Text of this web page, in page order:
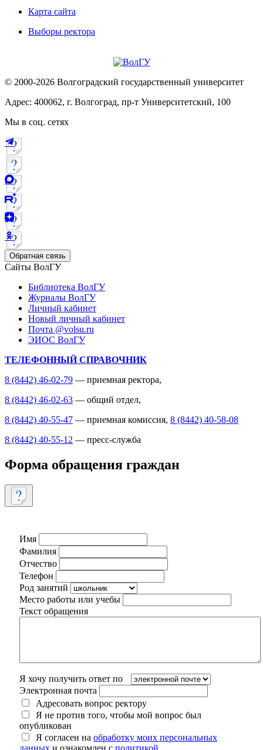
Карта сайта
Выборы ректора
© 2000-2026 Волгоградский государственный университет
Адрес: 400062, г. Волгоград, пр-т Университетский, 100
Мы в соц. сетях
Обратная связь
Сайты ВолГУ
Библиотека ВолГУ
Журналы ВолГУ
Личный кабинет
Новый личный кабинет
Почта @volsu.ru
ЭИОС ВолГУ
ТЕЛЕФОННЫЙ СПРАВОЧНИК
8 (8442) 46-02-79 — приемная ректора,
8 (8442) 46-02-63 — общий отдел,
8 (8442) 40-55-47 — приемная комиссия, 8 (8442) 40-58-08
8 (8442) 40-55-12 — пресс-служба
Форма обращения граждан
Имя
Фамилия
Отчество
Телефон
Род занятий
Место работы или учебы
Текст обращения
Я хочу получить ответ по
Электронная почта
Адресовать вопрос ректору
Я не против того, чтобы мой вопрос был
опубликован
Я согласен на обработку моих персональных